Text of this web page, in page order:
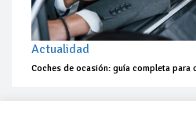
Actualidad
Coches de ocasión: guía completa para